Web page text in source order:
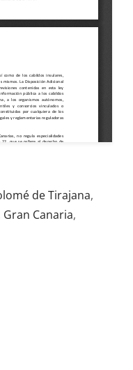
de Tirajana,
Gran Canaria,